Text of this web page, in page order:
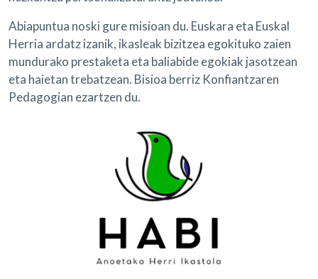
Abiapuntua noski gure misioan du. Euskara eta Euskal
Herria ardatz izanik, ikasleak bizitzea egokituko zaien
mundurako prestaketa eta baliabide egokiak jasotzean
eta haietan trebatzean. Bisioa berriz Konfiantzaren
Pedagogian ezartzen du.